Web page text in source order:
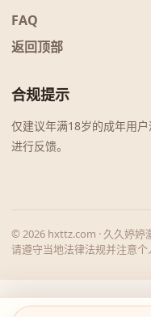
FAQ
返回顶部
合规提示
仅建议年满18岁的成年用
进行反馈。
© 2026 hxttz.com · 久久婷婷
请遵守当地法律法规并注意个